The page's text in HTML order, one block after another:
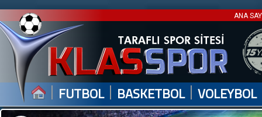
ANA
| FUTBOL | BASKETBOL | VOLEYBOL